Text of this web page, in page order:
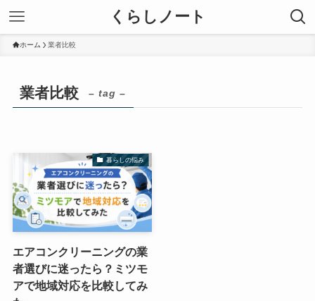
くらしノート
ホーム 業者比較
業者比較 – tag –
暮らしの悩み
エアコンクリーニングの業
者選びに迷ったら？ミツモ
アで地域対応を比較してみ